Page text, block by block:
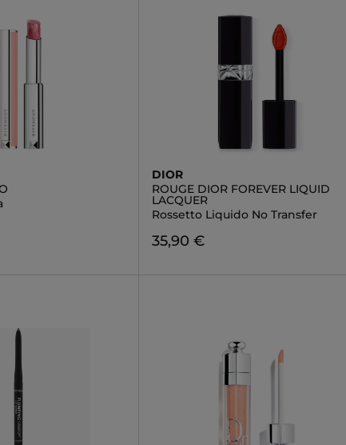
DIOR
ROUGE DIOR FOREVER LIQUID
LACQUER
Rossetto Liquido No Transfer
35,90 €